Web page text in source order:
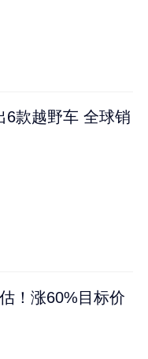
6款越野车 全球销
！涨60%目标价